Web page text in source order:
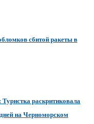
сбитой ракеты в
Туристка раскритиковала
на Черноморском